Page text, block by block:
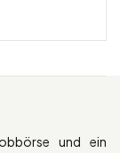
und ein